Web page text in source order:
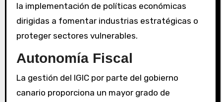
la implementación de políticas económicas
dirigidas a fomentar industrias estratégicas o
proteger sectores vulnerables.
Autonomía Fiscal
La gestión del IGIC por parte del gobierno
canario proporciona un mayor grado de